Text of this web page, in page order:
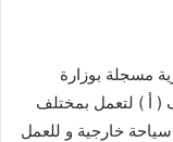
مسجلة بوزارة
تاريخ مايو-06 بالتصنيف ( أ ) لتعمل بمختلف
خارجية و للعمل